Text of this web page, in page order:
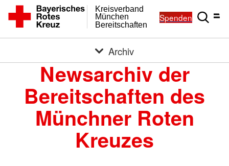
Bereitschaften
München
Kreisverband
Spenden
Archiv
Newsarchiv der
Bereitschaften des
Münchner Roten
Kreuzes